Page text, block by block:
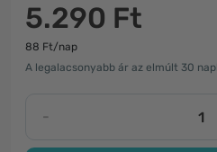
5.290 Ft
88 Ft/nap
A legalacsonyabb ár az elmúlt 30
-